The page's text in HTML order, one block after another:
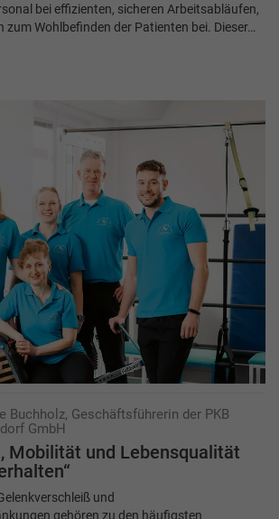
bei effizienten, sicheren Arbeitsabläufen,
zum Wohlbefinden der Patienten bei. Dieser…
Buchholz, Geschäftsführerin der PKB
GmbH
Mobilität und Lebensqualität
und
gehören zu den häufigsten